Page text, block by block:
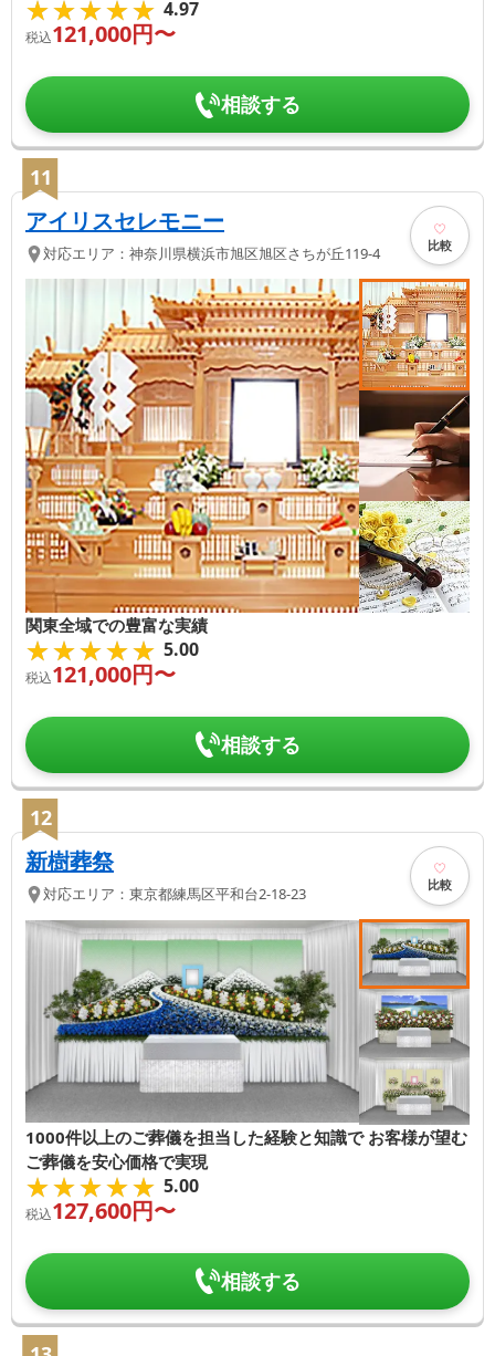
★★★★★
★★★★★ 4.97
税込121,000円〜
相談する
11
アイリスセレモニー
対応エリア： 神奈川県横浜市旭区旭区さちが丘119-4 比較
関東全域での豊富な実績
★★★★★
★★★★★ 5.00
税込121,000円〜
相談する
12
新樹葬祭
対応エリア： 東京都練馬区平和台2-18-23 比較
1000件以上のご葬儀を担当した経験と知識で お客様が望む
ご葬儀を安心価格で実現
★★★★★
★★★★★ 5.00
税込127,600円〜
相談する